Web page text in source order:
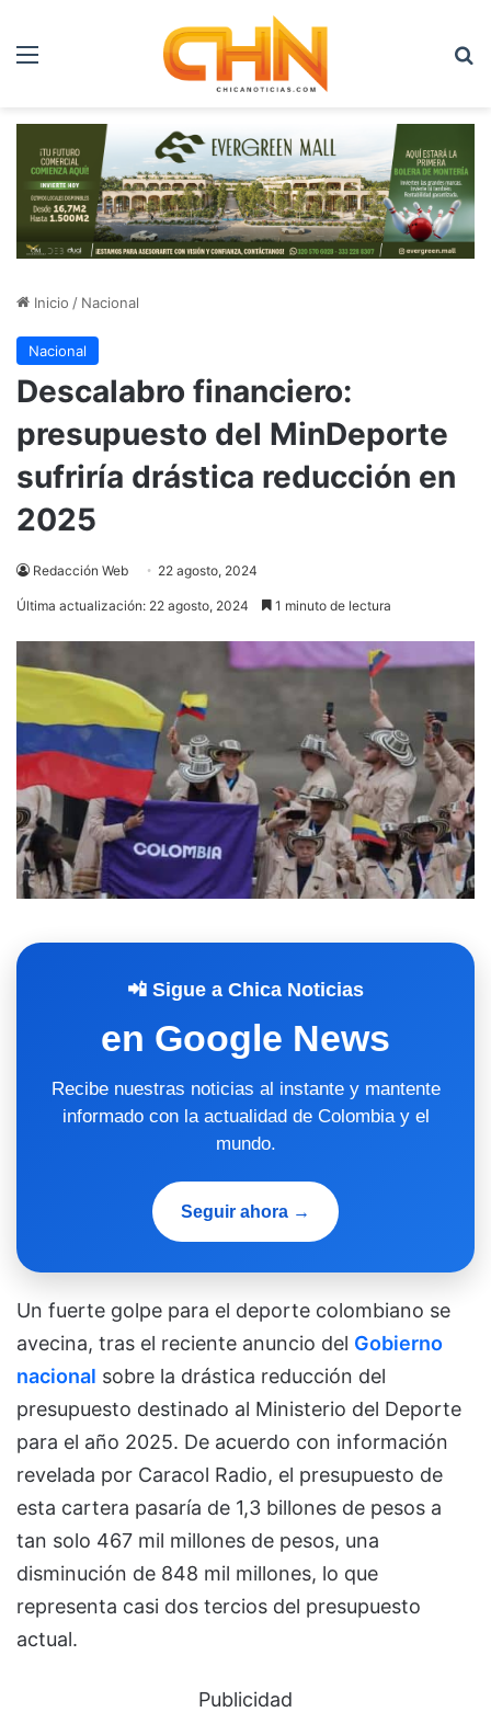
Menú
Inicio / Nacional
Nacional
Descalabro financiero:
presupuesto del MinDeporte
sufriría drástica reducción en
2025
Redacción Web 22 agosto, 2024
Última actualización: 22 agosto, 2024 1 minuto de lectura
📲 Sigue a Chica Noticias
en Google News
Recibe nuestras noticias al instante y mantente
informado con la actualidad de Colombia y el
mundo.
Seguir ahora →
Un fuerte golpe para el deporte colombiano se
avecina, tras el reciente anuncio del Gobierno
nacional sobre la drástica reducción del
presupuesto destinado al Ministerio del Deporte
para el año 2025. De acuerdo con información
revelada por Caracol Radio, el presupuesto de
esta cartera pasaría de 1,3 billones de pesos a
tan solo 467 mil millones de pesos, una
disminución de 848 mil millones, lo que
representa casi dos tercios del presupuesto
actual.
Publicidad